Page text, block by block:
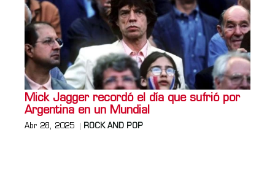
Mick Jagger recordó el día que sufrió por
Argentina en un Mundial
Abr 28, 2025 ROCK AND POP